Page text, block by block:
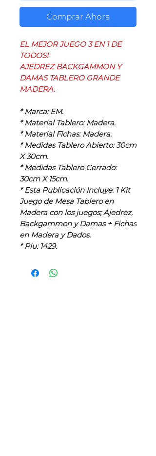
Comprar Ahora
EL MEJOR JUEGO 3 EN 1 DE
TODOS!
AJEDREZ BACKGAMMON Y
DAMAS TABLERO GRANDE
MADERA.
* Marca: EM.
* Material Tablero: Madera.
* Material Fichas: Madera.
* Medidas Tablero Abierto: 30cm
X 30cm.
* Medidas Tablero Cerrado:
30cm X 15cm.
* Esta Publicación Incluye: 1 Kit
Juego de Mesa Tablero en
Madera con los juegos; Ajedrez,
Backgammon y Damas + Fichas
en Madera y Dados.
* Plu: 1429.